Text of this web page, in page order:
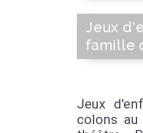
Jeux
famille
Jeux
colons au